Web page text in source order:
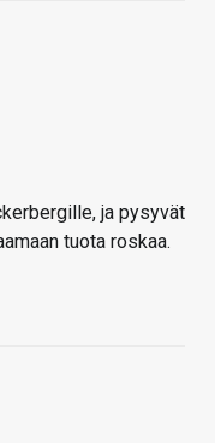
ja pysyvät
tuota roskaa.